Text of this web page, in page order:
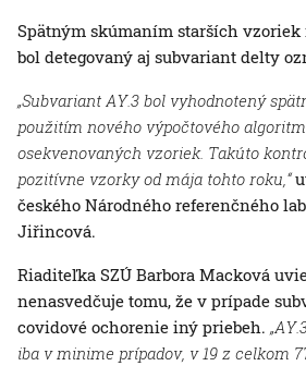
Spätným skúmaním starších
bol detegovaný aj subvariant delty
„Subvariant AY.3 bol vyhodnotený
použitím nového výpočtového
osekvenovaných vzoriek. Takúto
pozitívne vzorky od mája tohto roku,“
českého Národného referenčného
Jiřincová.
Riaditeľka SZÚ Barbora Macková
nenasvedčuje tomu, že v prípade
covidové ochorenie iný priebeh.
iba v minime prípadov, v 19 z celkom